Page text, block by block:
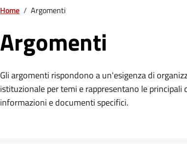
Home / Argomenti
Argomenti
Gli argomenti rispondono a un'esigenza di
istituzionale per temi e rappresentano le principali
informazioni e documenti specifici.